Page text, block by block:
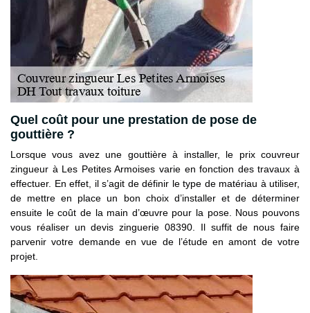
Quel coût pour une prestation de pose de
gouttière ?
Lorsque vous avez une gouttière à installer, le prix couvreur
zingueur à Les Petites Armoises varie en fonction des travaux à
effectuer. En effet, il s’agit de définir le type de matériau à utiliser,
de mettre en place un bon choix d’installer et de déterminer
ensuite le coût de la main d’œuvre pour la pose. Nous pouvons
vous réaliser un devis zinguerie 08390. Il suffit de nous faire
parvenir votre demande en vue de l’étude en amont de votre
projet.